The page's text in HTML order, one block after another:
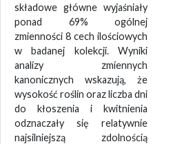
składowe główne wyjaśniały
ponad 69% ogólnej
zmienności 8 cech ilościowych
w badanej kolekcji. Wyniki
analizy zmiennych
kanonicznych wskazują, że
wysokość roślin oraz liczba dni
do kłoszenia i kwitnienia
odznaczały się relatywnie
najsilniejszą zdolnością